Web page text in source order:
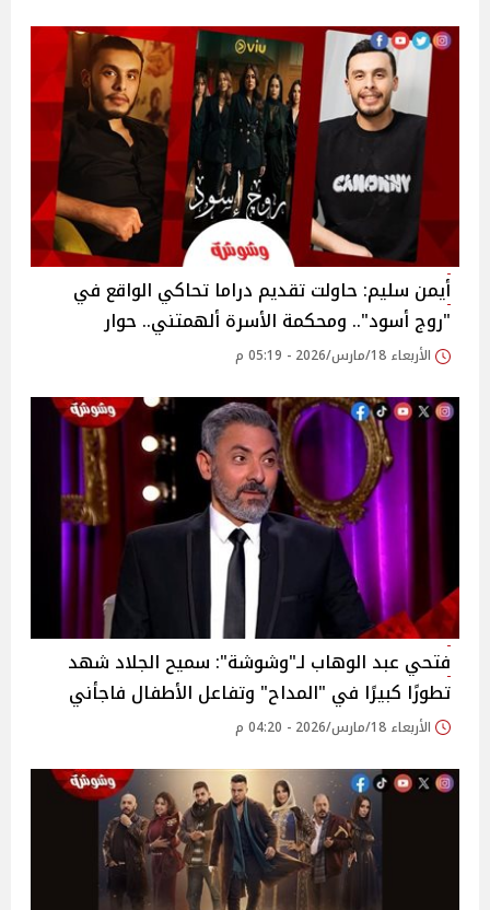
أيمن سليم: حاولت تقديم دراما تحاكي الواقع في
"روج أسود".. ومحكمة الأسرة ألهمتني.. حوار
الأربعاء 18/مارس/2026 - 05:19 م
فتحي عبد الوهاب لـ"وشوشة": سميح الجلاد شهد
تطورًا كبيرًا في "المداح" وتفاعل الأطفال فاجأني
الأربعاء 18/مارس/2026 - 04:20 م